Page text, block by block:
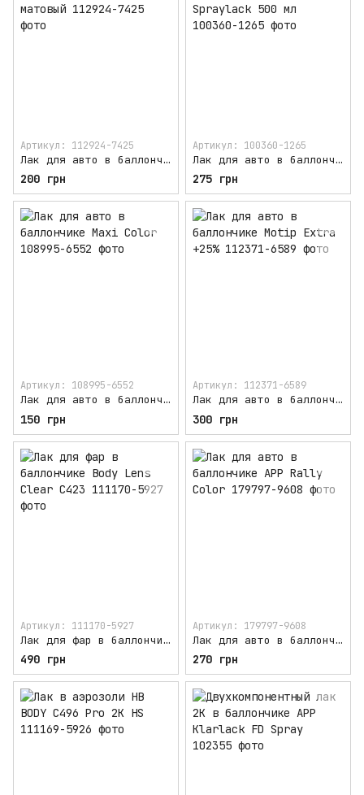
Артикул: 112924-7425
Лак для авто в баллончике Maxi Color матовый
200 грн
Артикул: 100360-1265
Лак для авто в баллончике PRESTO Spraylack 500 мл
275 грн
Артикул: 108995-6552
Лак для авто в баллончике Maxi Color
150 грн
Артикул: 112371-6589
Лак для авто в баллончике Motip Extra +25%
300 грн
Артикул: 111170-5927
Лак для фар в баллончике Body Lens Clear C423
490 грн
Артикул: 179797-9608
Лак для авто в баллончике APP Rally Color
270 грн